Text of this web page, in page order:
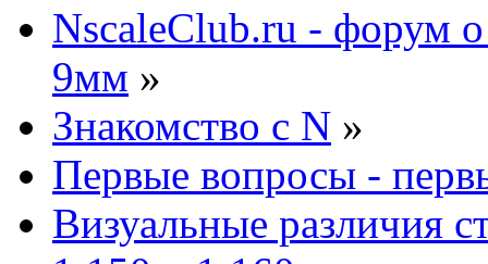
NscaleClub.ru - форум
9мм »
Знакомство с N »
Первые вопросы -
Визуальные различия